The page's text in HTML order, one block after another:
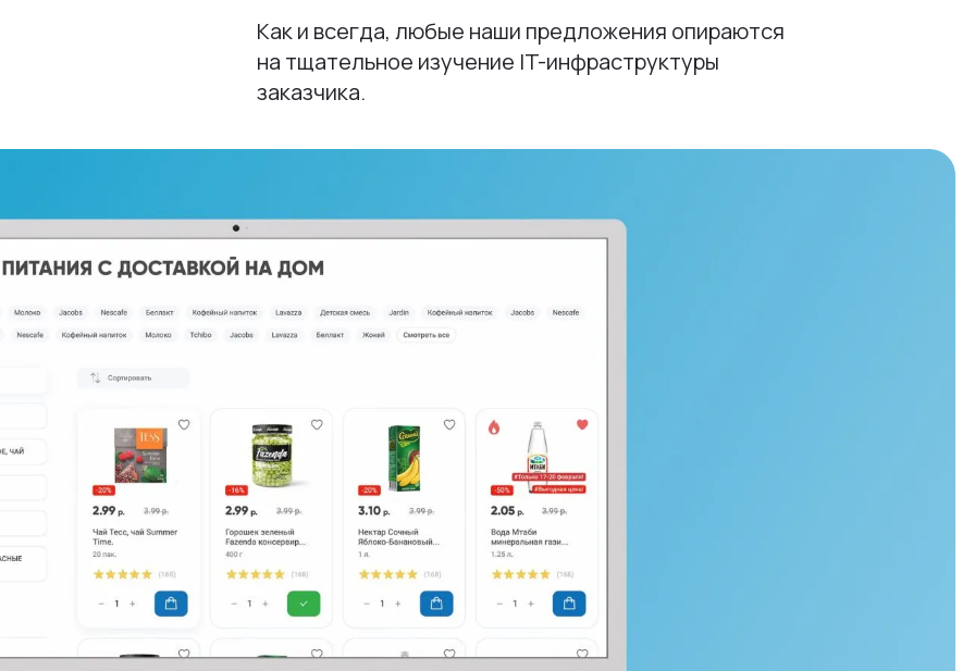
Как и всегда, любые наши предложения опираются
на тщательное изучение IT-инфраструктуры
заказчика.